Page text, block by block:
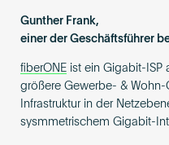
Gunther Frank,
einer der Geschäftsführer
fiberONEist ein Gigabit-ISP
größere Gewerbe- &
Infrastruktur in der
sysmmetrischem Gigabit-